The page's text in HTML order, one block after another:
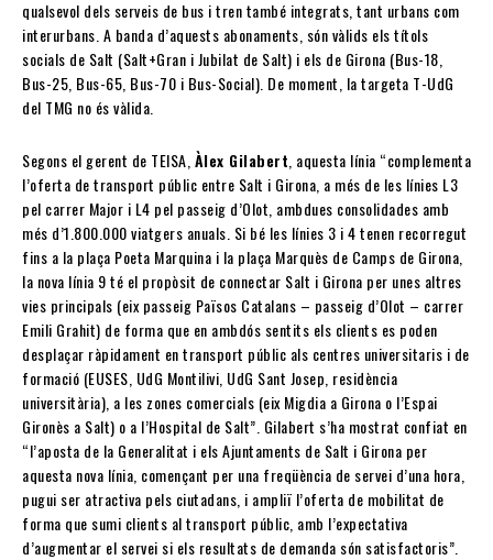
qualsevol dels serveis de bus i tren també integrats, tant urbans com
interurbans. A banda d’aquests abonaments, són vàlids els títols
socials de Salt (Salt+Gran i Jubilat de Salt) i els de Girona (Bus-18,
Bus-25, Bus-65, Bus-70 i Bus-Social). De moment, la targeta T-UdG
del TMG no és vàlida.
Segons el gerent de TEISA, Àlex Gilabert , aquesta línia “complementa
l’oferta de transport públic entre Salt i Girona, a més de les línies L3
pel carrer Major i L4 pel passeig d’Olot, ambdues consolidades amb
més d’1.800.000 viatgers anuals. Si bé les línies 3 i 4 tenen recorregut
fins a la plaça Poeta Marquina i la plaça Marquès de Camps de Girona,
la nova línia 9 té el propòsit de connectar Salt i Girona per unes altres
vies principals (eix passeig Països Catalans – passeig d’Olot – carrer
Emili Grahit) de forma que en ambdós sentits els clients es poden
desplaçar ràpidament en transport públic als centres universitaris i de
formació (EUSES, UdG Montilivi, UdG Sant Josep, residència
universitària), a les zones comercials (eix Migdia a Girona o l’Espai
Gironès a Salt) o a l’Hospital de Salt”. Gilabert s’ha mostrat confiat en
“l’aposta de la Generalitat i els Ajuntaments de Salt i Girona per
aquesta nova línia, començant per una freqüència de servei d’una hora,
pugui ser atractiva pels ciutadans, i ampliï l’oferta de mobilitat de
forma que sumi clients al transport públic, amb l’expectativa
d’augmentar el servei si els resultats de demanda són satisfactoris”.